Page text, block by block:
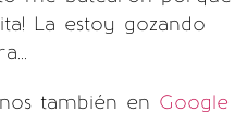
La estoy gozando
también en Google